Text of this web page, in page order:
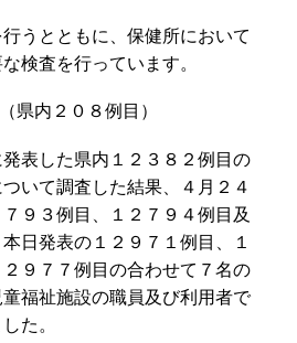
うとともに、保健所において
検査を行っています。
県内２０８例目）
表した県内１２３８２例目の
いて調査した結果、４月２４
９３例目、１２７９４例目及
日発表の１２９７１例目、１
９７７例目の合わせて７名の
福祉施設の職員及び利用者で
た。